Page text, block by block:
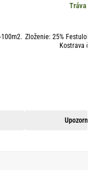
Zloženie: 25%
Kostrava